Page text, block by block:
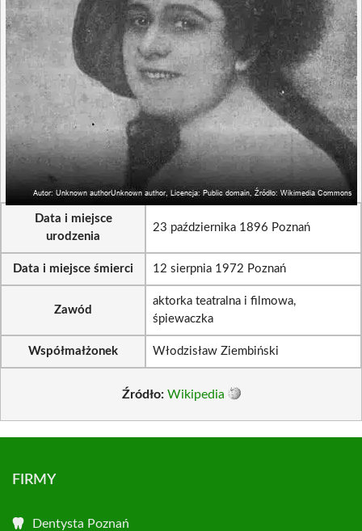
Data i miejsce
urodzenia
23 października 1896 Poznań
Data i miejsce śmierci 12 sierpnia 1972 Poznań
Zawód
aktorka teatralna i filmowa,
śpiewaczka
Współmałżonek Włodzisław Ziembiński
Źródło: Wikipedia
FIRMY
Dentysta Poznań